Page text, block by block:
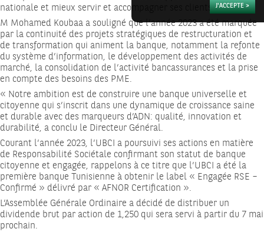
nationale et mieux servir et accompagner ses clients.
M Mohamed Koubaa a souligné que l’année 2023 a été marquée
par la continuité des projets stratégiques de restructuration et
de transformation qui animent la banque, notamment la refonte
du système d’information, le développement des activités de
marché, la consolidation de l’activité bancassurances et la prise
en compte des besoins des PME.
« Notre ambition est de construire une banque universelle et
citoyenne qui s’inscrit dans une dynamique de croissance saine
et durable avec des marqueurs d’ADN: qualité, innovation et
durabilité, a conclu le Directeur Général.
Courant l’année 2023, l’UBCI a poursuivi ses actions en matière
de Responsabilité Sociétale confirmant son statut de banque
citoyenne et engagée, rappelons à ce titre que l’UBCI a été la
première banque Tunisienne à obtenir le label « Engagée RSE –
Confirmé » délivré par « AFNOR Certification ».
L’Assemblée Générale Ordinaire a décidé de distribuer un
dividende brut par action de 1,250 qui sera servi à partir du 7 mai
prochain.